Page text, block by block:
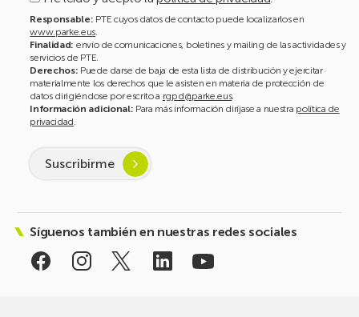
Responsable: PTE cuyos datos de contacto puede localizarlos en
www.parke.eus.
Finalidad: envío de comunicaciones, boletines y mailing de las actividades y
servicios de PTE.
Derechos: Puede darse de baja de esta lista de distribución y ejercitar
materialmente los derechos que le asisten en materia de protección de
datos dirigiéndose por escrito a rgpd@parke.eus.
Información adicional: Para más información diríjase a nuestra política de
privacidad.
Suscribirme
Síguenos también en nuestras redes sociales